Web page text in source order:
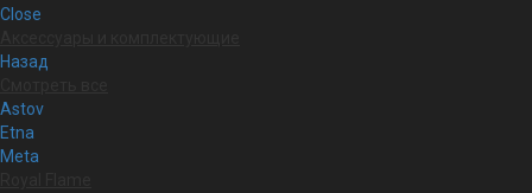
Close
Назад
Astov
Etna
Meta